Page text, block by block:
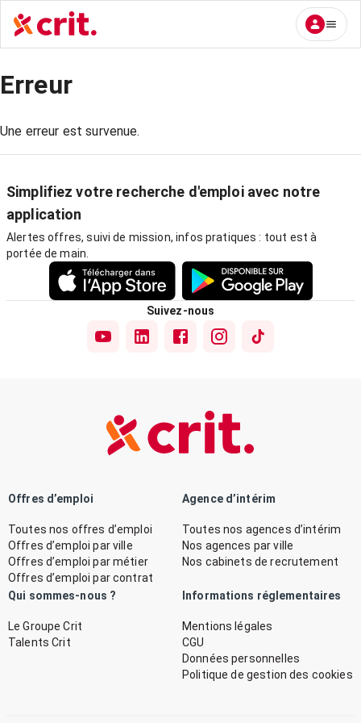
Erreur
Une erreur est survenue.
Simplifiez votre recherche d'emploi avec notre
application
Alertes offres, suivi de mission, infos pratiques : tout est à
portée de main.
Suivez-nous
Offres d’emploi
Toutes nos offres d’emploi
Offres d’emploi par ville
Offres d’emploi par métier
Offres d’emploi par contrat
Agence d’intérim
Toutes nos agences d’intérim
Nos agences par ville
Nos cabinets de recrutement
Qui sommes-nous ?
Le Groupe Crit
Talents Crit
Informations réglementaires
Mentions légales
CGU
Données personnelles
Politique de gestion des cookies